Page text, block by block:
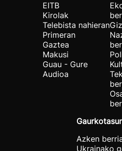
EITB
Kirolak
Telebista nahieran
Primeran
Gaztea
Makusi
Guau - Gure
Audioa
Azken
Ukrainako